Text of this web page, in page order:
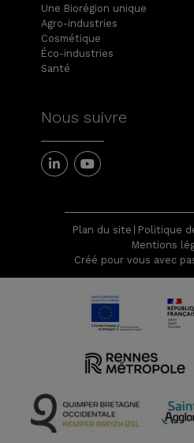
Une Biorégion unique
Agro-industries
Cosmétique
Éco-industries
Santé
Nous suivre
Plan du site
Politique
Mentions
Créé pour vous avec